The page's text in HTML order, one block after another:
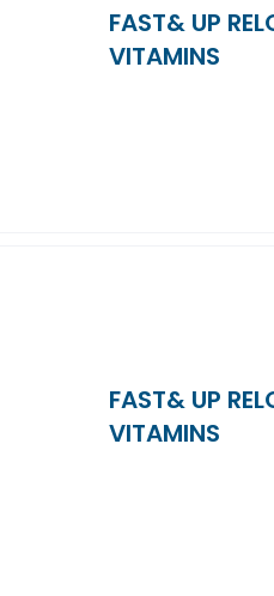
FAST& UP
VITAMINS
FAST& UP
VITAMINS